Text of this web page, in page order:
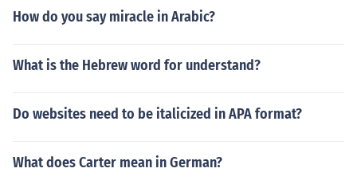
How do you say miracle in Arabic?
What is the Hebrew word for understand?
Do websites need to be italicized in APA format?
What does Carter mean in German?